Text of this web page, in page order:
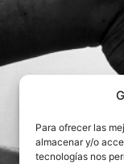
Para ofrecer las
almacenar y/o
tecnologías nos